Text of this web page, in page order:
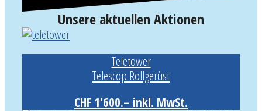
Unsere aktuellen Aktionen
Teletower
Telescop Rollgerüst
CHF 1'600.– inkl. MwSt.